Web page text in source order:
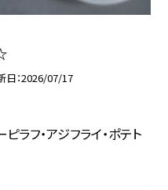
日 2026/07/17
ラフ・アジフライ・ポテト